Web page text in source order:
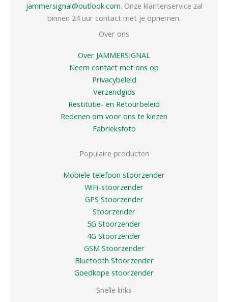
jammersignal@outlook.com. Onze klantenservice zal
binnen 24 uur contact met je opnemen.
Over ons
Over JAMMERSIGNAL
Neem contact met ons op
Privacybeleid
Verzendgids
Restitutie- en Retourbeleid
Redenen om voor ons te kiezen
Fabrieksfoto
Populaire producten
Mobiele telefoon stoorzender
WiFi-stoorzender
GPS Stoorzender
Stoorzender
5G Stoorzender
4G Stoorzender
GSM Stoorzender
Bluetooth Stoorzender
Goedkope stoorzender
Snelle links